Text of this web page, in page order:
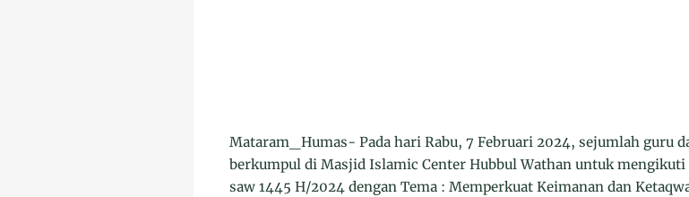
Mataram_Humas- Pada hari Rabu, 7 Februari 2024, sejumlah guru
berkumpul di Masjid Islamic Center Hubbul Wathan untuk
saw 1445 H/2024 dengan Tema : Memperkuat Keimanan dan